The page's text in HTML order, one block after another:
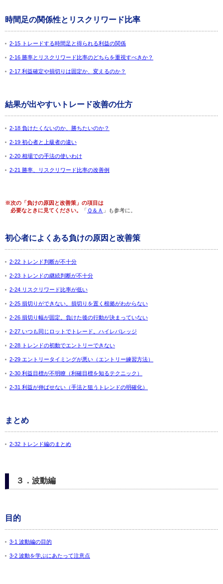
時間足の関係性とリスクリワード比率
2-15 トレードする時間足と得られる利益の関係
2-16 勝率とリスクリワード比率のどちらを重視すべきか？
2-17 利益確定や損切りは固定か、変えるのか？
結果が出やすいトレード改善の仕方
2-18 負けたくないのか、勝ちたいのか？
2-19 初心者と上級者の違い
2-20 相場での手法の使いわけ
2-21 勝率、リスクリワード比率の改善例
※次の「負けの原因と改善策」の項目は
必要なときに見てください。
「 Ｑ＆Ａ 」も参考に。
初心者によくある負けの原因と改善策
2-22 トレンド判断が不十分
2-23 トレンドの継続判断が不十分
2-24 リスクリワード比率が低い
2-25 損切りができない。損切りを置く根拠がわからない
2-26 損切り幅が固定。負けた後の行動が決まっていない
2-27 いつも同じロットでトレード。ハイレバレッジ
2-28 トレンドの初動でエントリーできない
2-29 エントリータイミングが悪い（エントリー練習方法）
2-30 利益目標が不明瞭（利確目標を知るテクニック）
2-31 利益が伸ばせない（手法と狙うトレンドの明確化）
まとめ
2-32 トレンド編のまとめ
３．波動編
目的
3-1 波動編の目的
3-2 波動を学ぶにあたって注意点